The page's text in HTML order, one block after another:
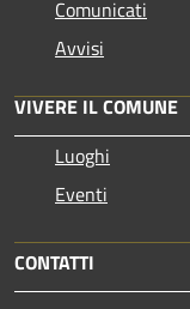
Comunicati
Avvisi
VIVERE IL COMUNE
Luoghi
Eventi
CONTATTI